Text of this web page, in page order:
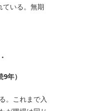
ている。無期
9年）
。これまで入